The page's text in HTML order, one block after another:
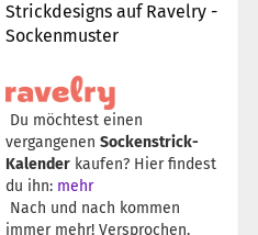
Strickdesigns auf Ravelry -
Sockenmuster
Du möchtest einen
vergangenen Sockenstrick-
Kalender kaufen? Hier findest
du ihn: mehr
Nach und nach kommen
immer mehr! Versprochen.